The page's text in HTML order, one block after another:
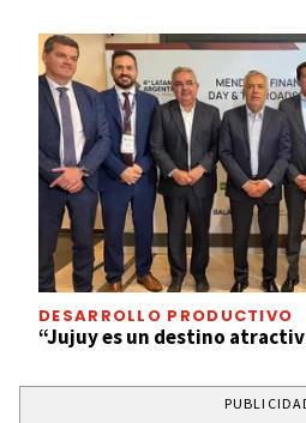
DESARROLLO PRODUCTIVO
“Jujuy es un destino